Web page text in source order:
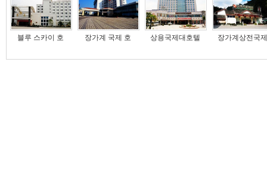
블루 스카이 호 장가계 국제 호 상용국제대호텔 장가계상전국